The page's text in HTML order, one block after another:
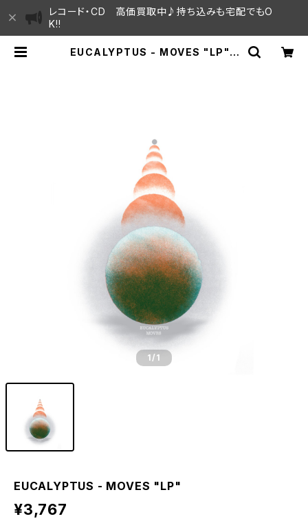
レコード・CD 高価買取中♪持ち込みも宅配でもO
K!!
EUCALYPTUS - MOVES "LP" |
1/1
EUCALYPTUS - MOVES "LP"
¥3,767